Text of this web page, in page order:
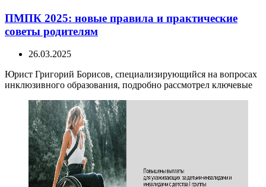
ПМПК 2025: новые правила и практические
советы родителям
26.03.2025
Юрист Григорий Борисов, специализирующийся на вопросах
инклюзивного образования, подробно рассмотрел ключевые